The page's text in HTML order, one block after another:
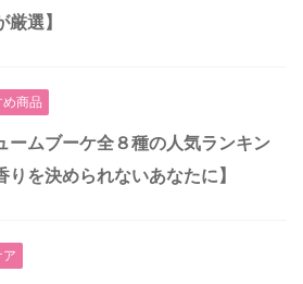
選】
め商品
ームブーケ全８種の人気ランキン
りを決められないあなたに】